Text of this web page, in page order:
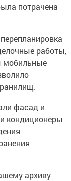
потрачена
работы,
мобильные
фасад и
кондиционеры
архиву